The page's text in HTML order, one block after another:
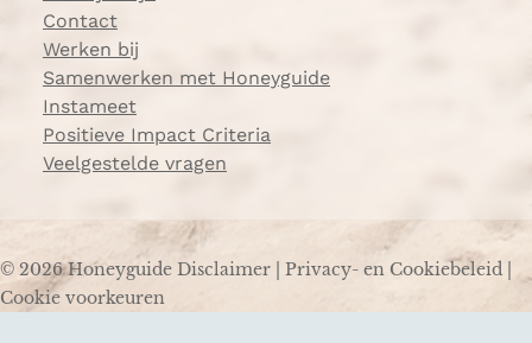
Contact
Werken bij
Samenwerken met Honeyguide
Instameet
Positieve Impact Criteria
Veelgestelde vragen
© 2026 Honeyguide Disclaimer Privacy- en Cookiebeleid
Cookie voorkeuren